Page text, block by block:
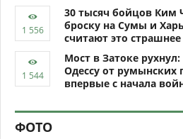
30 тысяч бойцов Ким
броску на Сумы и
считают это
Мост в Затоке рухнул:
Одессу от румынских
впервые с начала
ФОТО